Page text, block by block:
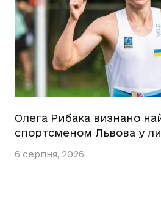
Олега Рибака визнано
спортсменом Львова у
6 серпня, 2026